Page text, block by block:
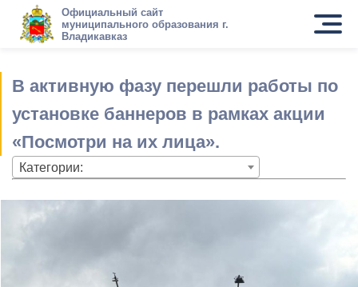
Официальный сайт
муниципального образования г.
Владикавказ
В активную фазу перешли работы по
установке баннеров в рамках акции
«Посмотри на их лица».
Категории: